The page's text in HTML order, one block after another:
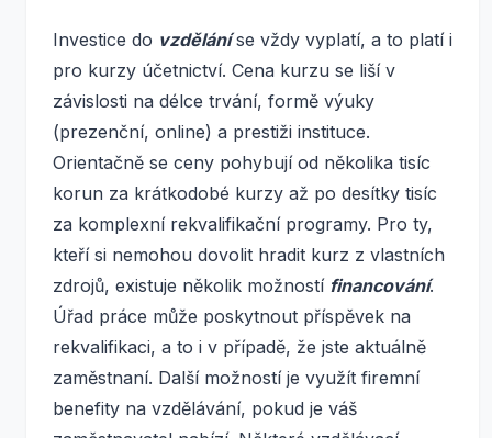
Investice do vzděláníse vždy vyplatí, a to platí i
pro kurzy účetnictví. Cena kurzu se liší v
závislosti na délce trvání, formě výuky
(prezenční, online) a prestiži instituce.
Orientačně se ceny pohybují od několika tisíc
korun za krátkodobé kurzy až po desítky tisíc
za komplexní rekvalifikační programy. Pro ty,
kteří si nemohou dovolit hradit kurz z vlastních
zdrojů, existuje několik možností financování.
Úřad práce může poskytnout příspěvek na
rekvalifikaci, a to i v případě, že jste aktuálně
zaměstnaní. Další možností je využít firemní
benefity na vzdělávání, pokud je váš